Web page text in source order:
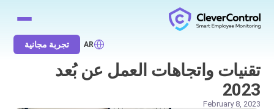
AR تجربة مجانية
تقنيات واتجاهات العمل عن بُعد
2023
February 8, 2023